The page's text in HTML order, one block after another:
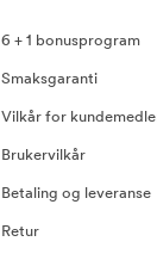
6 + 1 bonusprogram
Smaksgaranti
Vilkår for
Brukervilkår
Betaling og leveranse
Retur